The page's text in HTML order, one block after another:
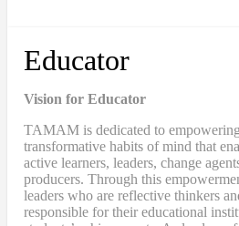
Educator
Vision for Educator
TAMAM is dedicated to
transformative habits of mind that
active learners, leaders, change
producers. Through this
leaders who are reflective thinkers
responsible for their educational